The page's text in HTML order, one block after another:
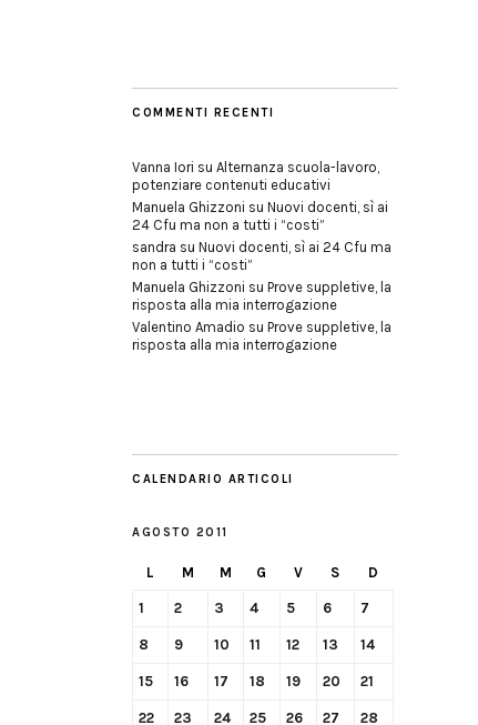
COMMENTI RECENTI
Vanna Iori su Alternanza scuola-lavoro,
potenziare contenuti educativi
Manuela Ghizzoni su Nuovi docenti, sì ai
24 Cfu ma non a tutti i “costi”
sandra su Nuovi docenti, sì ai 24 Cfu ma
non a tutti i “costi”
Manuela Ghizzoni su Prove suppletive, la
risposta alla mia interrogazione
Valentino Amadio su Prove suppletive, la
risposta alla mia interrogazione
CALENDARIO ARTICOLI
AGOSTO 2011
L M M G V S D
1 2 3 4 5 6 7
8 9 10 11 12 13 14
15 16 17 18 19 20 21
22 23 24 25 26 27 28